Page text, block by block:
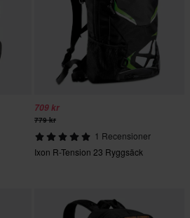
709 kr
779 kr
1 Recensioner
Ixon R-Tension 23 Ryggsäck